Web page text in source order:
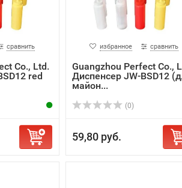
сравнить
Co., Ltd.
red
избранное сравнить
Guangzhou Perfect Co.,
Диспенсер JW-BSD12
майон...
(0)
59,80 руб.